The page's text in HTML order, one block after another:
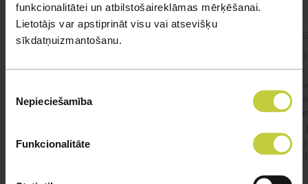
funkcionalitātei un atbilstošaireklāmas mērķēšanai.
Lietotājs var apstiprināt visu vai atsevišķu
sīkdatņuizmantošanu.
izvēle
Nepieciešamība
Funkcionalitāte
kaķis apēdis plēvi
garnelēm kārbiņās apakšā.Kādas sekas varētu